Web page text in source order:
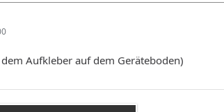
Aufkleber auf dem Geräteboden)